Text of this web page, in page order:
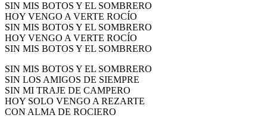
SIN MIS BOTOS Y EL SOMBRERO
HOY VENGO A VERTE ROCÍO
SIN MIS BOTOS Y EL SOMBRERO
HOY VENGO A VERTE ROCÍO
SIN MIS BOTOS Y EL SOMBRERO
SIN MIS BOTOS Y EL SOMBRERO
SIN LOS AMIGOS DE SIEMPRE
SIN MI TRAJE DE CAMPERO
HOY SOLO VENGO A REZARTE
CON ALMA DE ROCIERO